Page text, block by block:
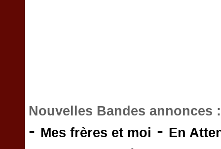
Nouvelles Bandes annonces
- Mes frères et moi - En